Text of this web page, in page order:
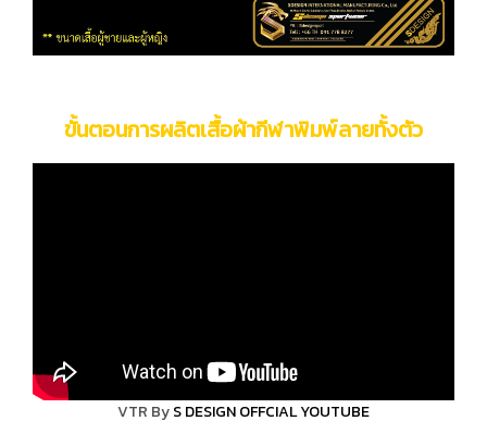
ขั้นตอนการผลิตเสื้อผ้ากีฬาพิมพ์ลายทั้งตัว
VTR ByS DESIGN OFFCIAL YOUTUBE